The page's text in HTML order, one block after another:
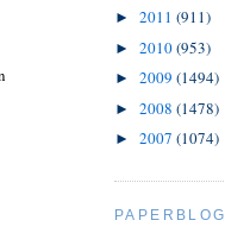
► 2011 (911)
► 2010(953)
► 2009 (1494)
► 2008 (1478)
► 2007 (1074)
PAPERBLOG